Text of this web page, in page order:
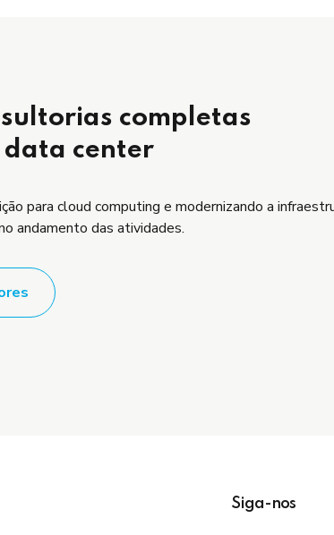
completas
center
para cloud computing e modernizando a
andamento das atividades.
Siga-nos